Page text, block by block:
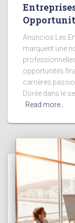
Anúncios Les
marquent une
opportunités
carrières
Dorée dans le
Read more…